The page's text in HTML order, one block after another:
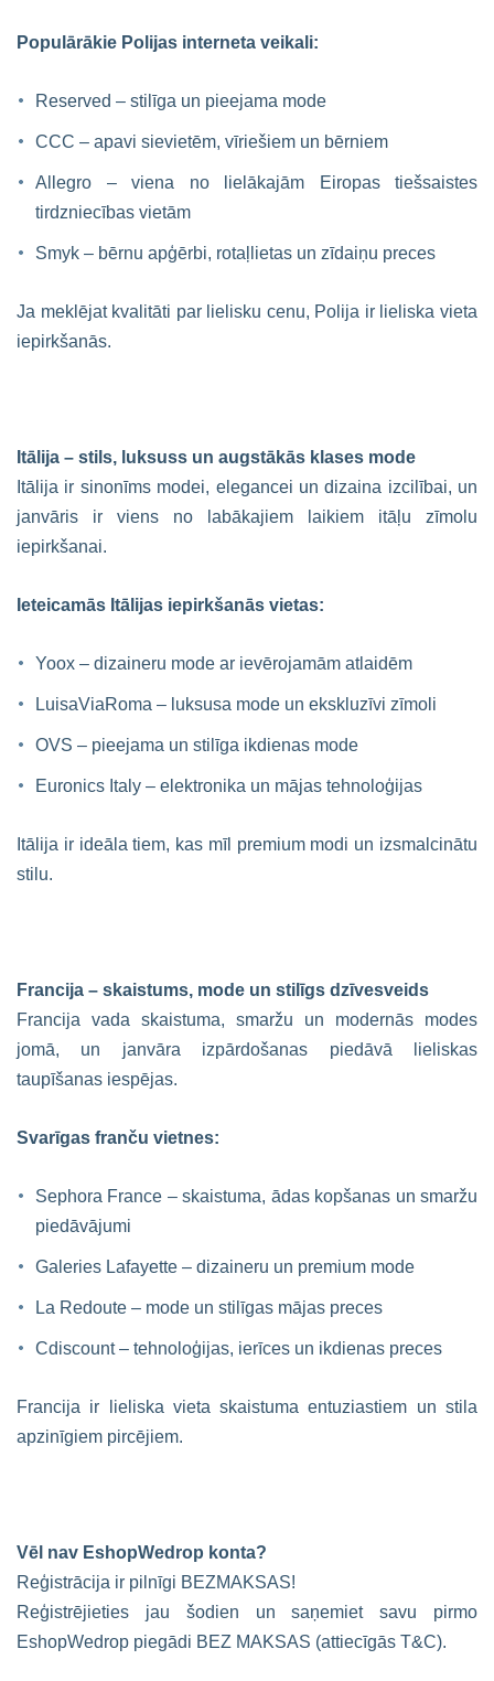
Populārākie Polijas interneta veikali:
Reserved – stilīga un pieejama mode
CCC – apavi sievietēm, vīriešiem un bērniem
Allegro – viena no lielākajām Eiropas tiešsaistes
tirdzniecības vietām
Smyk – bērnu apģērbi, rotaļlietas un zīdaiņu preces
Ja meklējat kvalitāti par lielisku cenu, Polija ir lieliska vieta
iepirkšanās.
Itālija – stils, luksuss un augstākās klases mode
Itālija ir sinonīms modei, elegancei un dizaina izcilībai, un
janvāris ir viens no labākajiem laikiem itāļu zīmolu
iepirkšanai.
Ieteicamās Itālijas iepirkšanās vietas:
Yoox – dizaineru mode ar ievērojamām atlaidēm
LuisaViaRoma – luksusa mode un ekskluzīvi zīmoli
OVS – pieejama un stilīga ikdienas mode
Euronics Italy – elektronika un mājas tehnoloģijas
Itālija ir ideāla tiem, kas mīl premium modi un izsmalcinātu
stilu.
Francija – skaistums, mode un stilīgs dzīvesveids
Francija vada skaistuma, smaržu un modernās modes
jomā, un janvāra izpārdošanas piedāvā lieliskas
taupīšanas iespējas.
Svarīgas franču vietnes:
Sephora France – skaistuma, ādas kopšanas un smaržu
piedāvājumi
Galeries Lafayette – dizaineru un premium mode
La Redoute – mode un stilīgas mājas preces
Cdiscount – tehnoloģijas, ierīces un ikdienas preces
Francija ir lieliska vieta skaistuma entuziastiem un stila
apzinīgiem pircējiem.
Vēl nav EshopWedrop konta?
Reģistrācija ir pilnīgi BEZMAKSAS!
Reģistrējieties jau šodien un saņemiet savu pirmo
EshopWedrop piegādi BEZ MAKSAS (attiecīgās T&C).